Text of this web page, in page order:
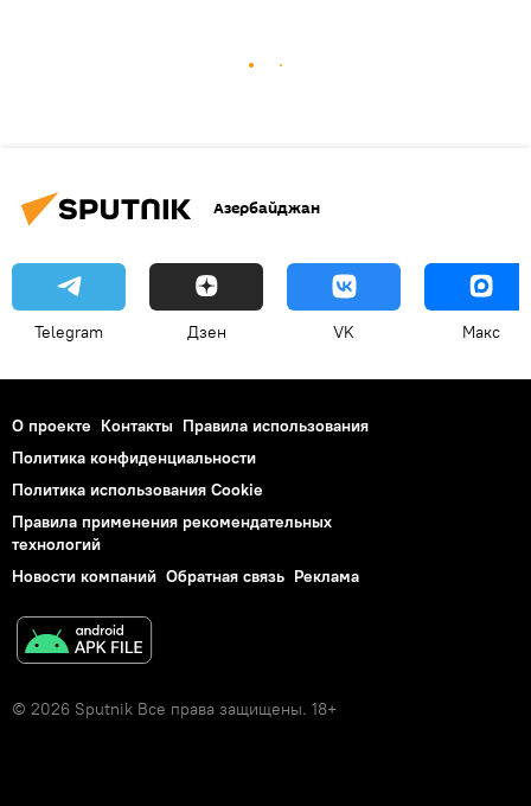
Азербайджан
Telegram Дзен VK Макс
О проекте Контакты Правила использования
Политика конфиденциальности
Политика использования Cookie
Правила применения рекомендательных
технологий
Новости компаний Обратная связь Реклама
© 2026 Sputnik Все права защищены. 18+